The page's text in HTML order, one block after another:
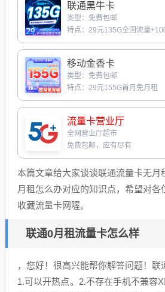
联通黑牛卡
类型：免费包邮
特点：29元135G全国流量
移动金香卡
类型：免费包邮
特点：29元155G首月免月租
流量卡营业厅
全网营业厅超市
免费包邮，应有尽有
本篇文章给大家谈谈联通流量卡无月
月租怎么办对应的知识点，希望对各
收藏流量卡网喔。
联通0月租流量卡怎么样
，您好！很高兴能帮你解答问题！联
1.可以开热点。2.不存在手机不兼容